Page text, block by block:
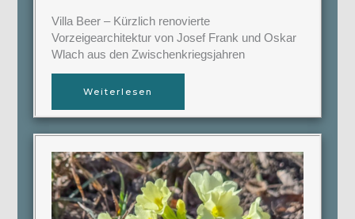
Villa Beer – Kürzlich renovierte
Vorzeigearchitektur von Josef Frank und Oskar
Wlach aus den Zwischenkriegsjahren
Weiterlesen